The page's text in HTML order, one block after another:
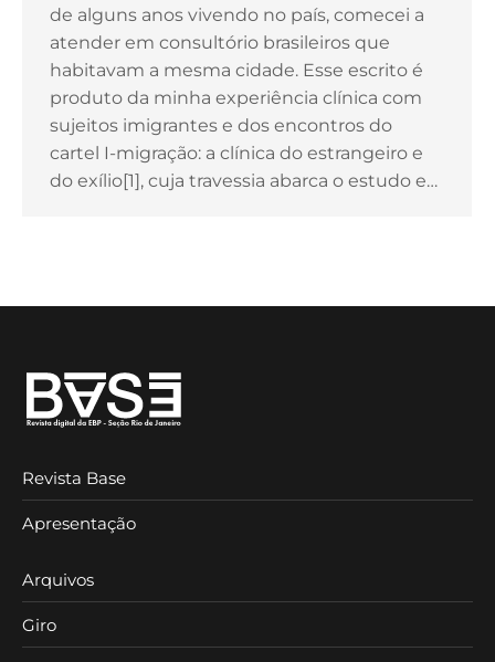
de alguns anos vivendo no país, comecei a
atender em consultório brasileiros que
habitavam a mesma cidade. Esse escrito é
produto da minha experiência clínica com
sujeitos imigrantes e dos encontros do
cartel I-migração: a clínica do estrangeiro e
do exílio[1], cuja travessia abarca o estudo e…
Revista Base
Apresentação
Arquivos
Giro